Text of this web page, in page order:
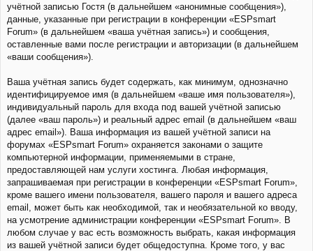
учётной записью Гостя (в дальнейшем «анонимные сообщения»),
данные, указанные при регистрации в конференции «ESPsmart
Forum» (в дальнейшем «ваша учётная запись») и сообщения,
оставленные вами после регистрации и авторизации (в дальнейшем
«ваши сообщения»).
Ваша учётная запись будет содержать, как минимум, однозначно
идентифицируемое имя (в дальнейшем «ваше имя пользователя»),
индивидуальный пароль для входа под вашей учётной записью
(далее «ваш пароль») и реальный адрес email (в дальнейшем «ваш
адрес email»). Ваша информация из вашей учётной записи на
форумах «ESPsmart Forum» охраняется законами о защите
компьютерной информации, применяемыми в стране,
предоставляющей нам услуги хостинга. Любая информация,
запрашиваемая при регистрации в конференции «ESPsmart Forum»,
кроме вашего имени пользователя, вашего пароля и вашего адреса
email, может быть как необходимой, так и необязательной ко вводу,
на усмотрение администрации конференции «ESPsmart Forum». В
любом случае у вас есть возможность выбрать, какая информация
из вашей учётной записи будет общедоступна. Кроме того, у вас